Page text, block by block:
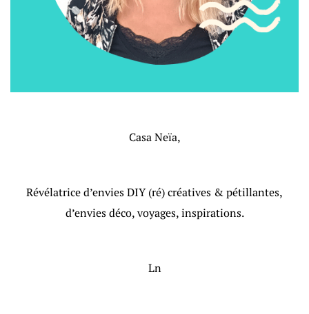
Casa Neïa,
Révélatrice d’envies DIY (ré) créatives & pétillantes,
d’envies déco, voyages, inspirations.
Ln